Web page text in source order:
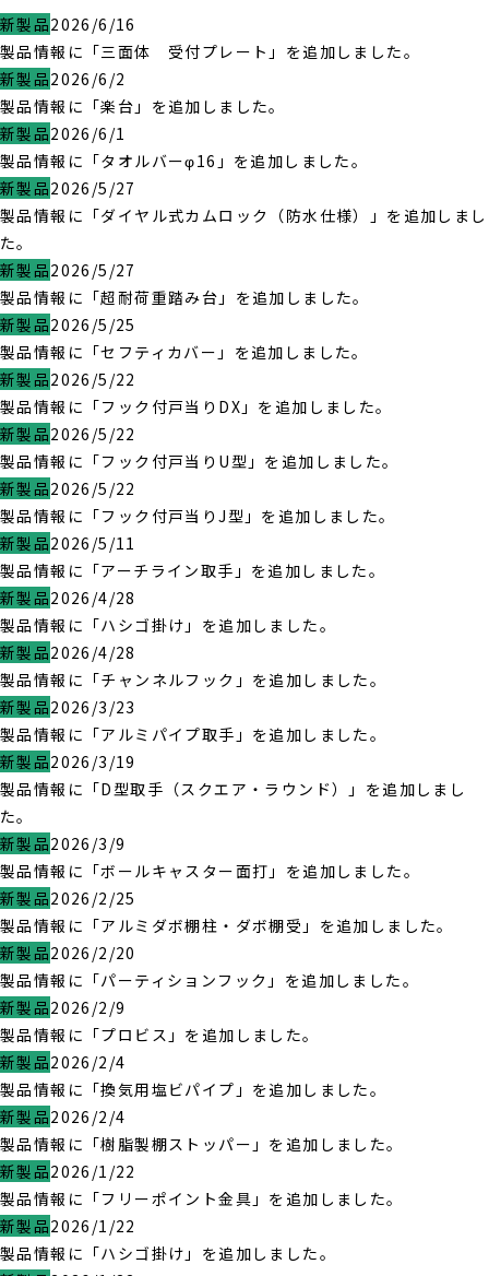
新製品2026/6/16
製品情報に「三面体 受付プレート」を追加しました。
新製品2026/6/2
製品情報に「楽台」を追加しました。
新製品2026/6/1
製品情報に「タオルバーφ16」を追加しました。
新製品2026/5/27
製品情報に「ダイヤル式カムロック（防水仕様）」を追加しまし
た。
新製品2026/5/27
製品情報に「超耐荷重踏み台」を追加しました。
新製品2026/5/25
製品情報に「セフティカバー」を追加しました。
新製品2026/5/22
製品情報に「フック付戸当りDX」を追加しました。
新製品2026/5/22
製品情報に「フック付戸当りU型」を追加しました。
新製品2026/5/22
製品情報に「フック付戸当りJ型」を追加しました。
新製品2026/5/11
製品情報に「アーチライン取手」を追加しました。
新製品2026/4/28
製品情報に「ハシゴ掛け」を追加しました。
新製品2026/4/28
製品情報に「チャンネルフック」を追加しました。
新製品2026/3/23
製品情報に「アルミパイプ取手」を追加しました。
新製品2026/3/19
製品情報に「D型取手（スクエア・ラウンド）」を追加しまし
た。
新製品2026/3/9
製品情報に「ボールキャスター面打」を追加しました。
新製品2026/2/25
製品情報に「アルミダボ棚柱・ダボ棚受」を追加しました。
新製品2026/2/20
製品情報に「パーティションフック」を追加しました。
新製品2026/2/9
製品情報に「プロビス」を追加しました。
新製品2026/2/4
製品情報に「換気用塩ビパイプ」を追加しました。
新製品2026/2/4
製品情報に「樹脂製棚ストッパー」を追加しました。
新製品2026/1/22
製品情報に「フリーポイント金具」を追加しました。
新製品2026/1/22
製品情報に「ハシゴ掛け」を追加しました。